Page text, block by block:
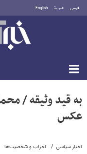
فارسی العربية English
جمعه ۱۶ مرداد ۱۴۰۵
اخبار سیاسی احزاب و شخصیت‌ها
به قید وثیقه /
عکس